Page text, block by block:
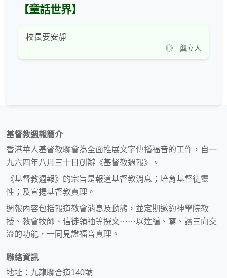
【童話世界】
校長要安靜
◎ 龔立人
基督教週報簡介
香港華人基督教聯會為全面推展文字傳播福音的工作，自一
九六四年八月三十日創辦《基督教週報》。
《基督教週報》的宗旨是報道基督教消息；培育基督徒靈
性；及宣揚基督教真理。
週報內容包括報道教會消息及動態，並定期邀約神學院教
授、教會牧師、信徒領袖等撰文⋯⋯以達編、寫、讀三向交
流的功能，一同見證福音真理。
聯絡資訊
地址：九龍聯合道140號